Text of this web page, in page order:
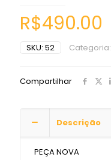
R$490.00
SKU: 52 Categoria:
Compartilhar
Descrição
PEÇA NOVA